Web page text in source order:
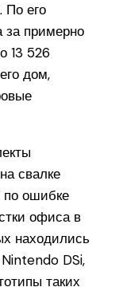
По его
за примерно
13 526
дом,
свалке
по ошибке
офиса в
находились
DSi,
таких